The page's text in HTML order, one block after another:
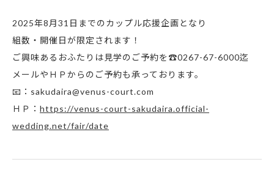
2025年8月31日までのカップル応援企画となり
組数・開催日が限定されます！
ご興味あるおふたりは見学のご予約を☎0267-67-6000迄
メールやＨＰからのご予約も承っております。
📧：sakudaira@venus-court.com
ＨＰ： https://venus-court-sakudaira.official-
wedding.net/fair/date